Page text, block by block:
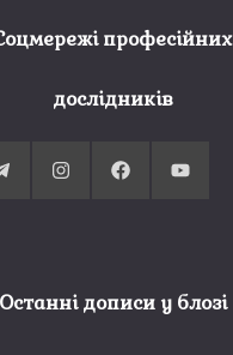
професійних
дослідників
Останні дописи у блозі